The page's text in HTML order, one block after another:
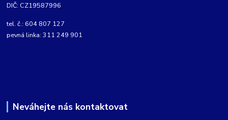
DIČ: CZ19587996
tel. č.: 604 807 127
pevná linka: 311 249 901
Neváhejte nás kontaktovat